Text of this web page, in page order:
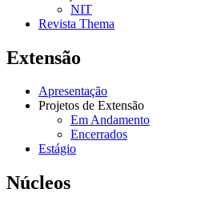
NIT
Revista Thema
Extensão
Apresentação
Projetos de Extensão
Em Andamento
Encerrados
Estágio
Núcleos